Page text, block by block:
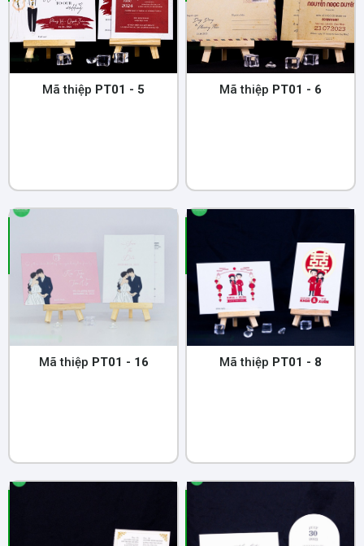
Mã thiệp PT01 - 5 Mã thiệp PT01 - 6
Mã thiệp PT01 - 16 Mã thiệp PT01 - 8